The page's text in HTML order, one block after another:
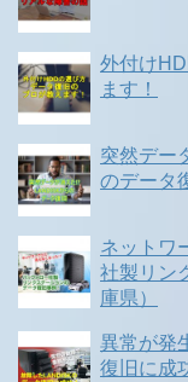
外付け
ます！
突然デー
のデータ
ネットワ
社製リン
庫県）
異常が発
復旧に成